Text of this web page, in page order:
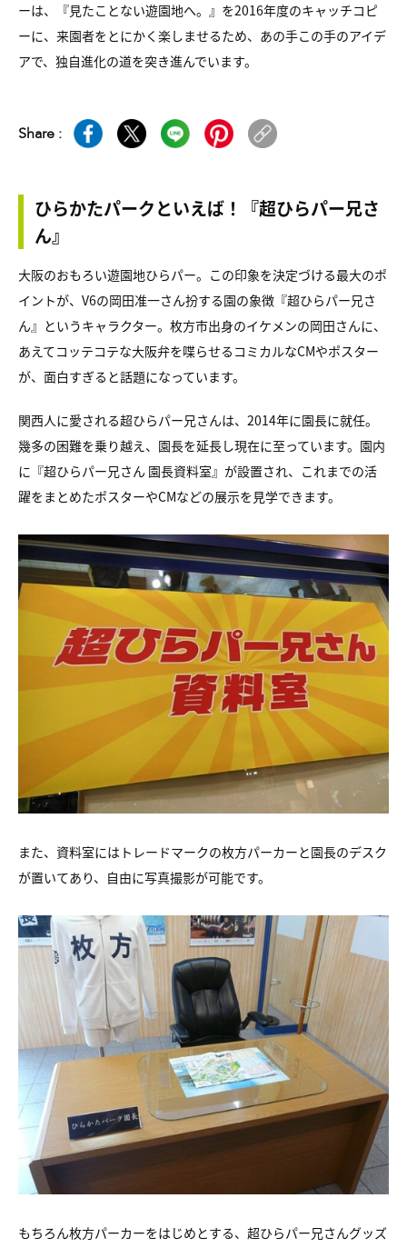
ーは、『見たことない遊園地へ。』を2016年度のキャッチコピ
ーに、来園者をとにかく楽しませるため、あの手この手のアイデ
アで、独自進化の道を突き進んでいます。
Share :
ひらかたパークといえば！『超ひらパー兄さ
ん』
大阪のおもろい遊園地ひらパー。この印象を決定づける最大のポ
イントが、V6の岡田准一さん扮する園の象徴『超ひらパー兄さ
ん』というキャラクター。枚方市出身のイケメンの岡田さんに、
あえてコッテコテな大阪弁を喋らせるコミカルなCMやポスター
が、面白すぎると話題になっています。
関西人に愛される超ひらパー兄さんは、2014年に園長に就任。
幾多の困難を乗り越え、園長を延長し現在に至っています。園内
に『超ひらパー兄さん 園長資料室』が設置され、これまでの活
躍をまとめたポスターやCMなどの展示を見学できます。
また、資料室にはトレードマークの枚方パーカーと園長のデスク
が置いてあり、自由に写真撮影が可能です。
もちろん枚方パーカーをはじめとする、超ひらパー兄さんグッズ